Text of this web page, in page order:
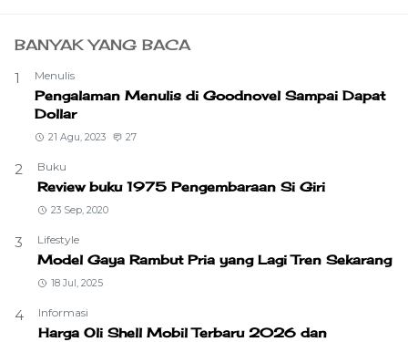
BANYAK YANG BACA
1 Menulis
Pengalaman Menulis di Goodnovel Sampai Dapat
Dollar
21 Agu, 2023 27
2 Buku
Review buku 1975 Pengembaraan Si Giri
23 Sep, 2020
3 Lifestyle
Model Gaya Rambut Pria yang Lagi Tren Sekarang
18 Jul, 2025
4 Informasi
Harga Oli Shell Mobil Terbaru 2026 dan